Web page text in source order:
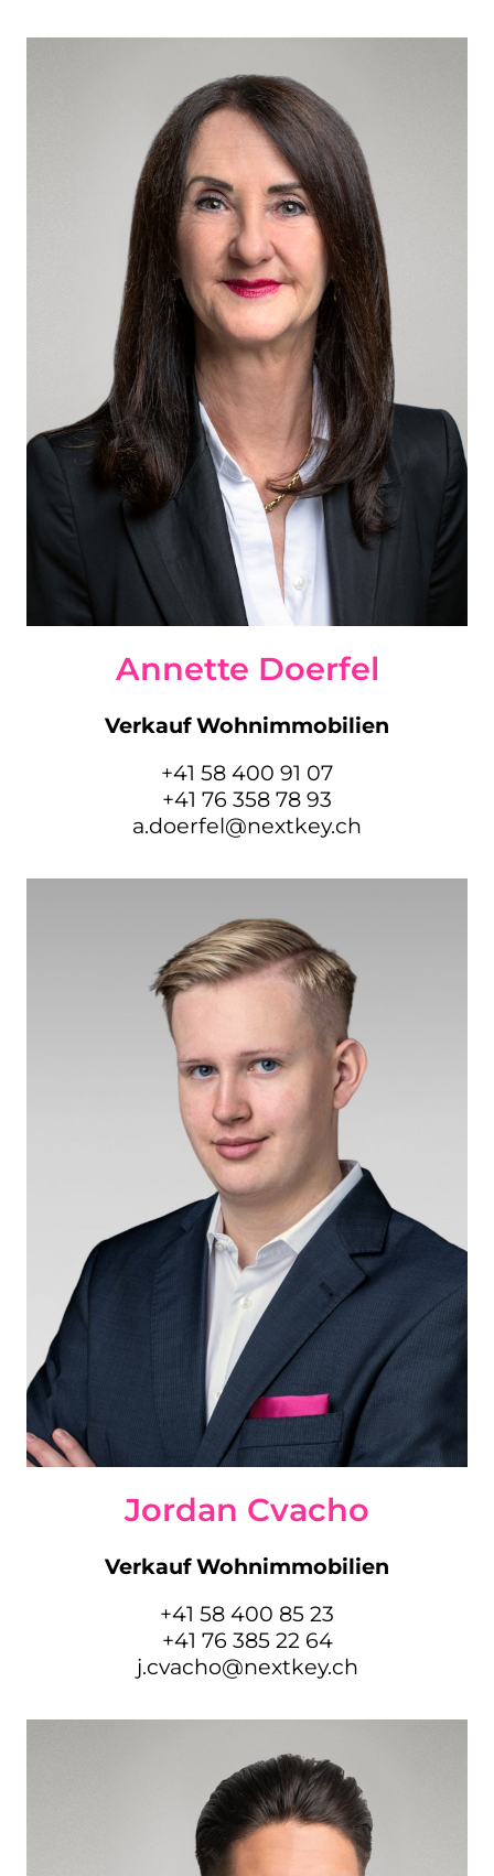
Annette Doerfel
Verkauf Wohnimmobilien
+41 58 400 91 07
+41 76 358 78 93
a.doerfel@nextkey.ch
Jordan Cvacho
Verkauf Wohnimmobilien
+41 58 400 85 23
+41 76 385 22 64
j.cvacho@nextkey.ch